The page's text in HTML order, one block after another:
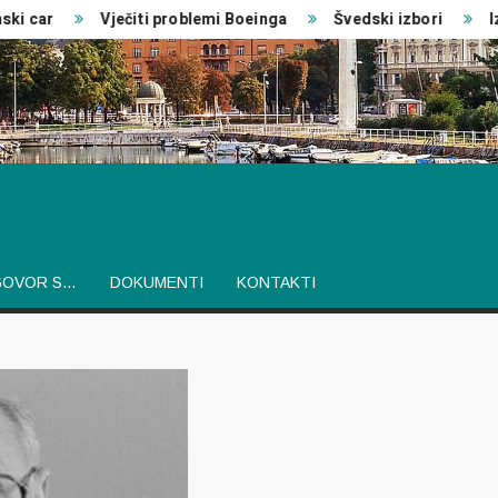
Vječiti problemi Boeinga Švedski izbori
S… DOKUMENTI KONTAKTI